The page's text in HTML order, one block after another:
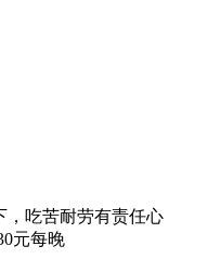
，吃苦耐劳有责任心
元每晚